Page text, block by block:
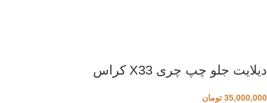
دیلایت جلو چپ چری X33 کراس
35,000,000 تومان